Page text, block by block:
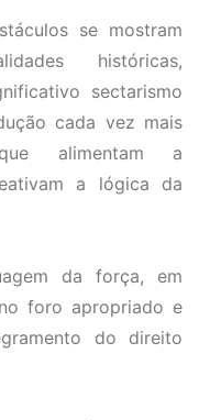
se mostram
históricas,
sectarismo
cada vez mais
alimentam a
a lógica da
da força, em
foro apropriado e
do direito